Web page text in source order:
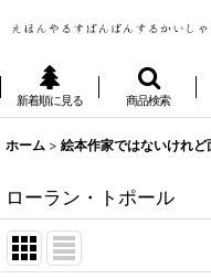
新着順に見る 商品検索
ホーム > 絵本作家ではないけれど
ローラン・トポール